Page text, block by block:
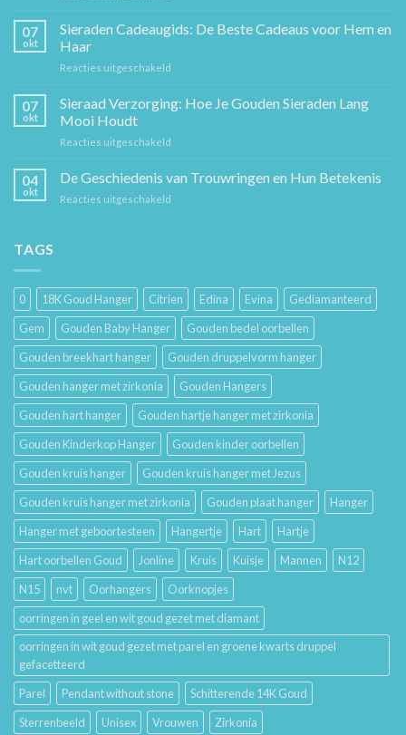
Gouden
Ketting:
Sierkunst
en
07
okt
Sieraden Cadeaugids: De Beste Cadeaus voor Hem en
Haar
Reacties uitgeschakeld
Cadeaugids:
De
Hem
07
okt
Sieraad Verzorging: Hoe Je Gouden Sieraden Lang
Mooi Houdt
Reacties uitgeschakeld
Verzorging:
Hoe
04
okt
De Geschiedenis van Trouwringen en Hun Betekenis
Reacties uitgeschakeld
Hun
Betekenis
TAGS
0 18K Goud Hanger Citrien Edina Evina
Gediamanteerd
Gem
Gouden Baby Hanger
Gouden bedel oorbellen
Gouden breekhart hanger
Gouden druppelvorm hanger
Gouden hanger met zirkonia
Gouden Hangers
Gouden hart hanger
Gouden hartje hanger met zirkonia
Gouden Kinderkop Hanger
Gouden kinder oorbellen
Gouden kruis hanger
Gouden kruis hanger met Jezus
Gouden kruis hanger met zirkonia
Gouden plaat hanger
Hanger
Hanger met geboortesteen
Hangertje Hart
Hartje
Hart oorbellen Goud
Jonline Kruis Kuisje Mannen
N12
N15
nvt Oorhangers
Oorknopjes
oorringen in geel en wit goud gezet met diamant
oorringen in wit goud gezet met parel en groene kwarts druppel
gefacetteerd
Parel
Pendant without stone
Schitterende 14K Goud
Sterrenbeeld
Unisex Vrouwen Zirkonia